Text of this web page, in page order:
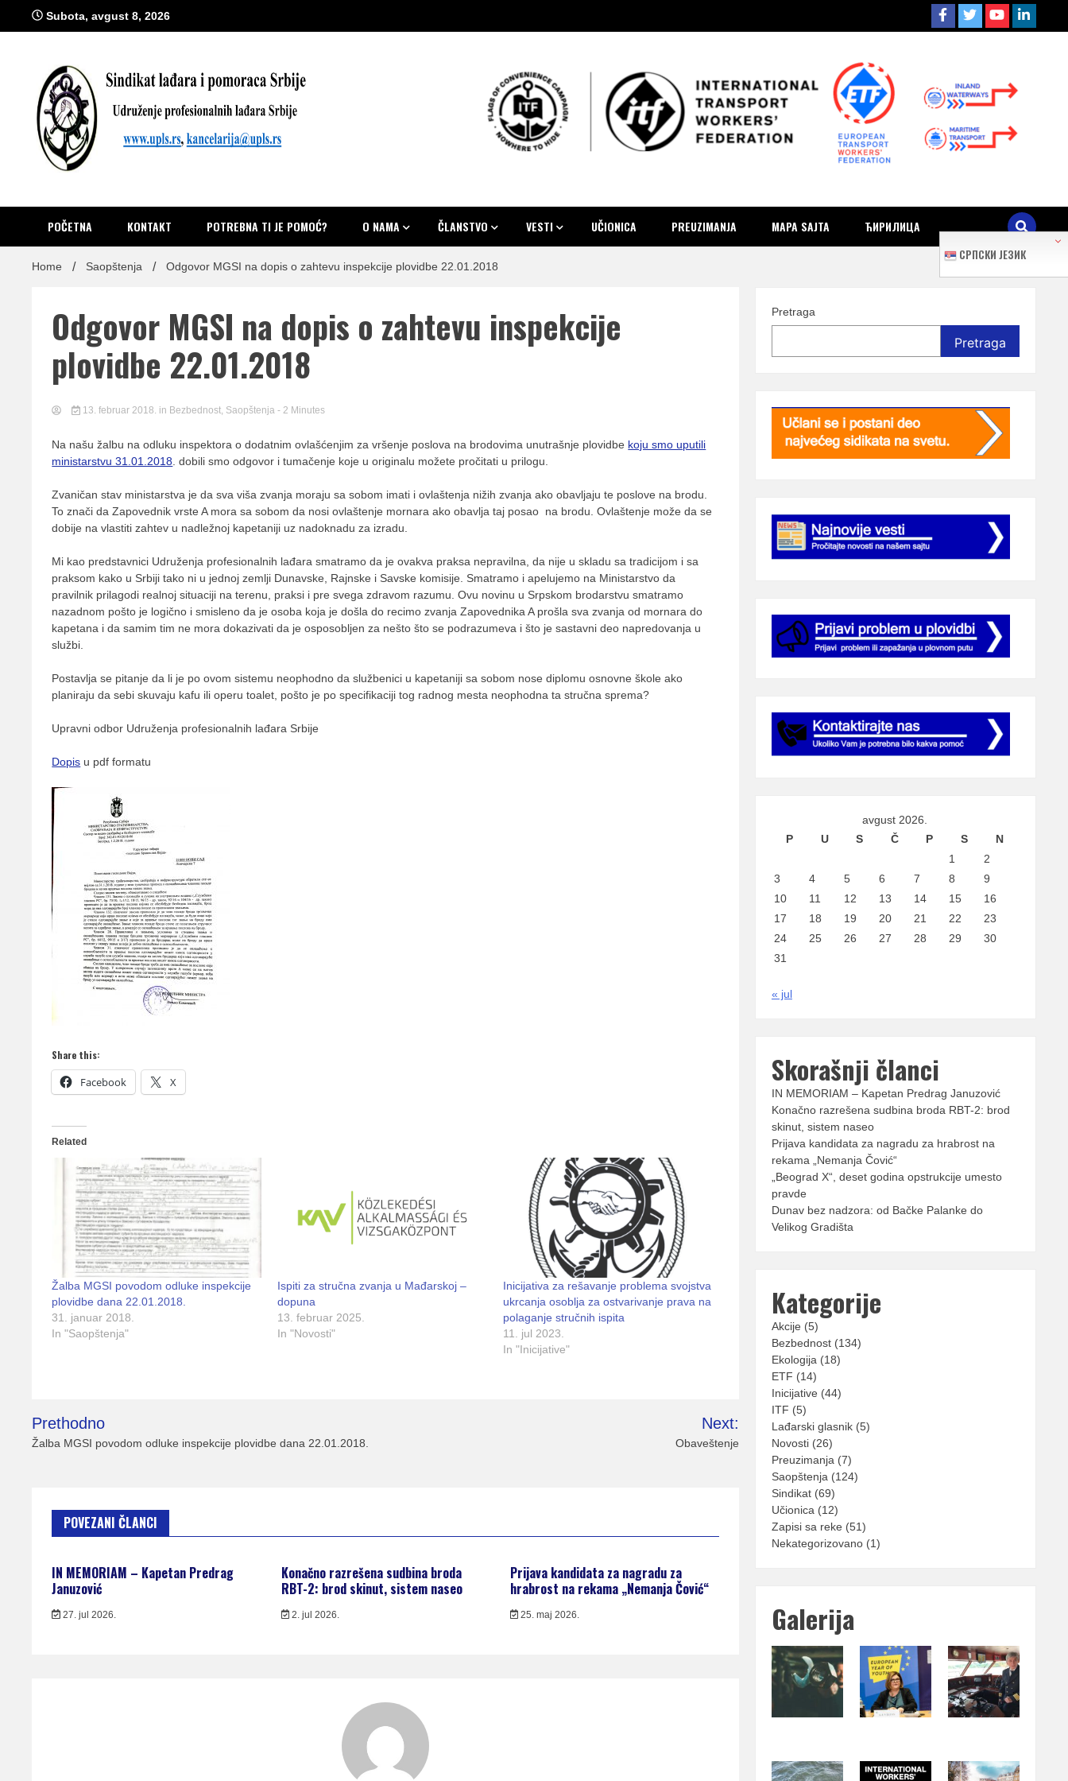
Subota, avgust 8, 2026
Sindikat lađara i
pomoraca,
Udruženja lađara
Srbije
POČETNA KONTAKT POTREBNA TI JE POMOĆ? O NAMA ČLANSTVO VESTI UČIONICA PREUZIMANJA MAPA SAJTA ЋИРИЛИЦА
СРПСКИ ЈЕЗИК
Home Saopštenja Odgovor MGSI na dopis o zahtevu inspekcije plovidbe 22.01.2018
Odgovor MGSI na dopis o zahtevu inspekcije
plovidbe 22.01.2018
13. februar 2018. in Bezbednost, Saopštenja - 2 Minutes
Na našu žalbu na odluku inspektora o dodatnim ovlašćenjim za vršenje poslova na brodovima unutrašnje plovidbe koju smo uputili
ministarstvu 31.01.2018 . dobili smo odgovor i tumačenje koje u originalu možete pročitati u prilogu.
Zvaničan stav ministarstva je da sva viša zvanja moraju sa sobom imati i ovlaštenja nižih zvanja ako obavljaju te poslove na brodu.
To znači da Zapovednik vrste A mora sa sobom da nosi ovlaštenje mornara ako obavlja taj posao na brodu. Ovlaštenje može da se
dobije na vlastiti zahtev u nadležnoj kapetaniji uz nadoknadu za izradu.
Mi kao predstavnici Udruženja profesionalnih lađara smatramo da je ovakva praksa nepravilna, da nije u skladu sa tradicijom i sa
praksom kako u Srbiji tako ni u jednoj zemlji Dunavske, Rajnske i Savske komisije. Smatramo i apelujemo na Ministarstvo da
pravilnik prilagodi realnoj situaciji na terenu, praksi i pre svega zdravom razumu. Ovu novinu u Srpskom brodarstvu smatramo
nazadnom pošto je logično i smisleno da je osoba koja je došla do recimo zvanja Zapovednika A prošla sva zvanja od mornara do
kapetana i da samim tim ne mora dokazivati da je osposobljen za nešto što se podrazumeva i što je sastavni deo napredovanja u
službi.
Postavlja se pitanje da li je po ovom sistemu neophodno da službenici u kapetaniji sa sobom nose diplomu osnovne škole ako
planiraju da sebi skuvaju kafu ili operu toalet, pošto je po specifikaciji tog radnog mesta neophodna ta stručna sprema?
Upravni odbor Udruženja profesionalnih lađara Srbije
Dopis u pdf formatu
Share this:
Facebook X
Related
Žalba MGSI povodom odluke inspekcije
plovidbe dana 22.01.2018.
31. januar 2018.
In "Saopštenja"
Ispiti za stručna zvanja u Mađarskoj –
dopuna
13. februar 2025.
In "Novosti"
Inicijativa za rešavanje problema svojstva
ukrcanja osoblja za ostvarivanje prava na
polaganje stručnih ispita
11. jul 2023.
In "Inicijative"
Kretanje
članka
Prethodno
Žalba MGSI povodom odluke inspekcije plovidbe dana 22.01.2018.
Next:
Obaveštenje
POVEZANI ČLANCI
IN MEMORIAM – Kapetan Predrag
Januzović
27. jul 2026.
Konačno razrešena sudbina broda
RBT-2: brod skinut, sistem naseo
2. jul 2026.
Prijava kandidata za nagradu za
hrabrost na rekama „Nemanja Čović“
25. maj 2026.
Pretraga
Pretraga
avgust 2026.
P
U S Č P S
N
1
2
3
4 5 6 7 8
9
10
11 12 13 14 15
16
17
18 19 20 21 22
23
24
25 26 27 28 29
30
31
« jul
Skorašnji članci
IN MEMORIAM – Kapetan Predrag Januzović
Konačno razrešena sudbina broda RBT-2: brod
skinut, sistem naseo
Prijava kandidata za nagradu za hrabrost na
rekama „Nemanja Čović“
„Beograd X“, deset godina opstrukcije umesto
pravde
Dunav bez nadzora: od Bačke Palanke do
Velikog Gradišta
Kategorije
Akcije (5)
Bezbednost(134)
Ekologija(18)
ETF (14)
Inicijative (44)
ITF (5)
Lađarski glasnik(5)
Novosti(26)
Preuzimanja(7)
Saopštenja(124)
Sindikat(69)
Učionica(12)
Zapisi sa reke (51)
Nekategorizovano(1)
Galerija